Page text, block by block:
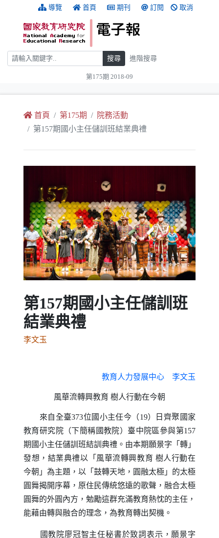
跳到主要內容 導覽 首頁 期刊 訂閱 取消
搜尋 搜尋 進階搜尋
第175期 2018-09
首頁 第175期
院務活動
第157期國小主任儲訓班結業典禮
Previous Next
第157期國小主任儲訓班
結業典禮
李文玉
教育人力發展中心 李文玉
風華流轉興教育 樹人行動在今朝
來自全臺373位國小主任今（19）日齊聚國家
教育研究院（下簡稱國教院）臺中院區參與第157
期國小主任儲訓班結訓典禮。由本期願景字「轉」
發想，結業典禮以「風華流轉興教育 樹人行動在
今朝」為主題，以「鼓轉天地，圓融太極」的太極
圓舞揭開序幕，原住民傳統悠遠的歌聲，融合太極
圓舞的外圓內方，勉勵這群充滿教育熱忱的主任，
能藉由轉與融合的理念，為教育轉出契機。
國教院廖冠智主任秘書於致詞表示，願景字